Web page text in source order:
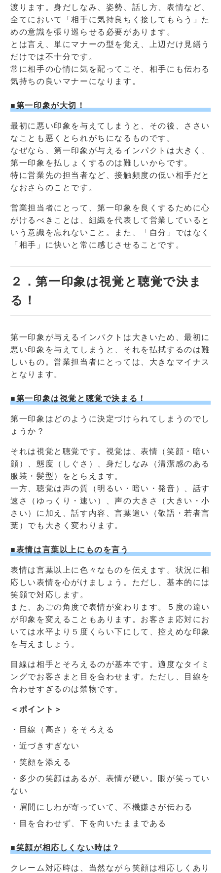
渡ります。身だしなみ、姿勢、話し方、表情など、
全てにおいて「相手に気持良ちく接してもらう」た
めの意識を張り巡らせる必要があります。
とは言え、単にマナーの型を覚え、上辺だけ見繕う
だけでは不十分です。
常に相手の心情に気を配ってこそ、相手にも伝わる
気持ちの良いマナーになります。
■第一印象が大切！
最初に悪い印象を与えてしまうと、その後、ささい
なことも悪くとられがちになるものです。
なぜなら、第一印象が与えるインパクトは大きく、
第一印象を払しょくするのは難しいからです。
特に営業先の担当者など、接触頻度の低い相手だと
なおさらのことです。
営業担当者にとって、第一印象を良くするために心
がけるべきことは、組織を代表して営業していると
いう意識を忘れないこと。また、「自分」ではなく
「相手」に快いと常に感じさせることです。
２．第一印象は視覚と聴覚で決ま
る！
第一印象が与えるインパクトは大きいため、最初に
悪い印象を与えてしまうと、それを払拭するのは難
しいもの。営業担当者にとっては、大きなマイナス
となります。
■第一印象は視覚と聴覚で決まる！
第一印象はどのように決定づけられてしまうのでし
ょうか？
それは視覚と聴覚です。視覚は、表情（笑顔・暗い
顔）、態度（しぐさ）、身だしなみ（清潔感のある
服装・髪型）をとらえます。
一方、聴覚は声の質（明るい・暗い・発音）、話す
速さ（ゆっくり・速い）、声の大きさ（大きい・小
さい）に加え、話す内容、言葉遣い（敬語・若者言
葉）でも大きく変わります。
■表情は言葉以上にものを言う
表情は言葉以上に色々なものを伝えます。状況に相
応しい表情を心がけましょう。ただし、基本的には
笑顔で対応します。
また、あごの角度で表情が変わります。５度の違い
が印象を変えることもあります。お客さま応対にお
いては水平より５度くらい下にして、控えめな印象
を与えましょう。
目線は相手とそろえるのが基本です。適度なタイミ
ングでお客さまと目を合わせます。ただし、目線を
合わせすぎるのは禁物です。
＜ポイント＞
・目線（高さ）をそろえる
・近づきすぎない
・笑顔を添える
・多少の笑顔はあるが、表情が硬い。眼が笑ってい
ない
・眉間にしわが寄っていて、不機嫌さが伝わる
・目を合わせず、下を向いたままである
■笑顔が相応しくない時は？
クレーム対応時は、当然ながら笑顔は相応しくあり